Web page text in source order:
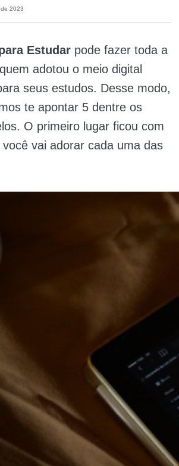
2023
Estudar pode fazer toda a
adotou o meio digital
seus estudos. Desse modo,
te apontar 5 dentre os
O primeiro lugar ficou com
vai adorar cada uma das